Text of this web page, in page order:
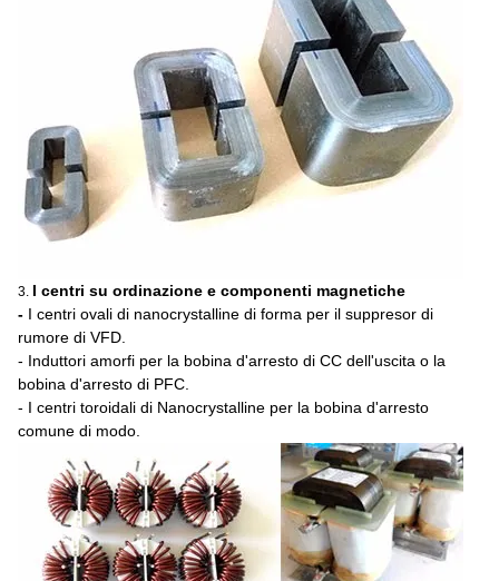
3. I centri su ordinazione e componenti magnetiche
- I centri ovali di nanocrystalline di forma per il suppresor di
rumore di VFD.
- Induttori amorfi per la bobina d'arresto di CC dell'uscita o la
bobina d'arresto di PFC.
- I centri toroidali di Nanocrystalline per la bobina d'arresto
comune di modo.